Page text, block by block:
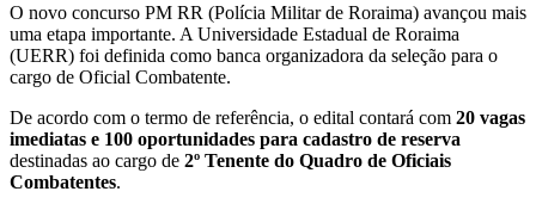
O novo concurso PM RR (Polícia Militar de Roraima) avançou mais
uma etapa importante. A Universidade Estadual de Roraima
(UERR) foi definida como banca organizadora da seleção para o
cargo de Oficial Combatente.
De acordo com o termo de referência, o edital contará com 20 vagas
imediatas e 100 oportunidades para cadastro de reserva
destinadas ao cargo de 2º Tenente do Quadro de Oficiais
Combatentes.